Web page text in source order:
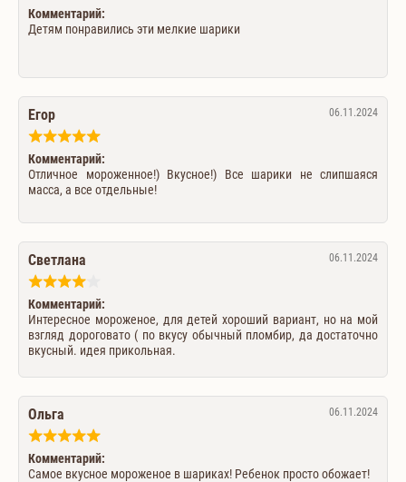
Комментарий:
Детям понравились эти мелкие шарики
06.11.2024
Егор
Комментарий:
Отличное мороженное!) Вкусное!) Все шарики не слипшаяся
масса, а все отдельные!
06.11.2024
Светлана
Комментарий:
Интересное мороженое, для детей хороший вариант, но на мой
взгляд дороговато ( по вкусу обычный пломбир, да достаточно
вкусный. идея прикольная.
06.11.2024
Ольга
Комментарий:
Самое вкусное мороженое в шариках! Ребенок просто обожает!